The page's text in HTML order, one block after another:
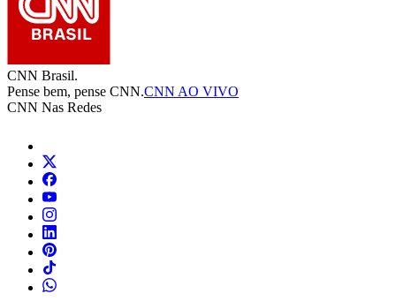
CNN Brasil.
Pense bem, pense CNN.CNN AO VIVO
CNN Nas Redes